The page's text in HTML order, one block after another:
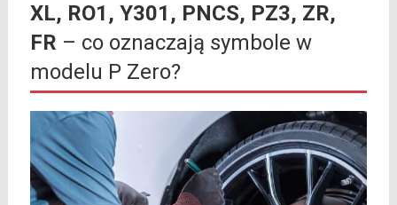
XL, RO1, Y301, PNCS, PZ3, ZR,
FR – co oznaczają symbole w
modelu P Zero?